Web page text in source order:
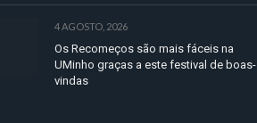
4 AGOSTO, 2026
Os Recomeços são mais fáceis na
UMinho graças a este festival de boas-
vindas